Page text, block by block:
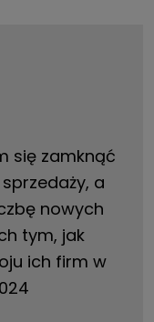
się zamknąć
a
nowych
tym, jak
ich firm w